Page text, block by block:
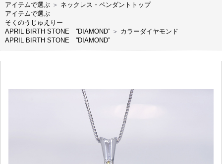
アイテムで選ぶ ＞ ネックレス・ペンダントトップ
アイテムで選ぶ
そくのうじゅえりー
APRIL BIRTH STONE ”DIAMOND” ＞ カラーダイヤモンド
APRIL BIRTH STONE ”DIAMOND”